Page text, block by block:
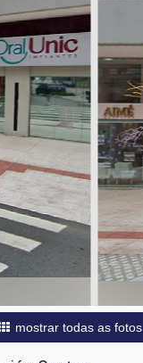
mostrar todas as fotos